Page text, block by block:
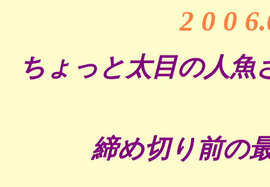
2 0 0
ちょっと太目の人
締め切り前の